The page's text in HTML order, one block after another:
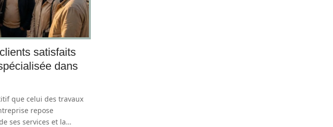
satisfaits
dans
que celui des travaux
repose
ses services et la…